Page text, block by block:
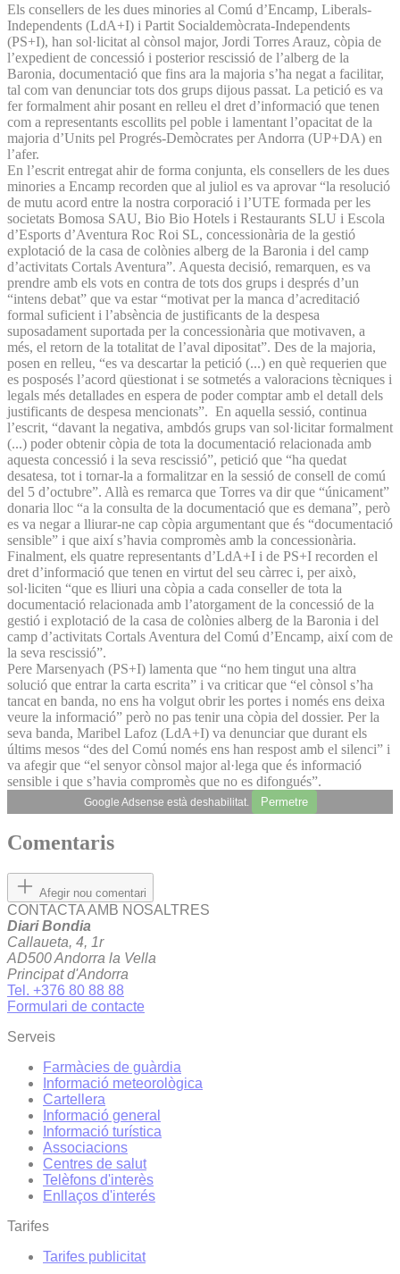
Els consellers de les dues minories al Comú d’Encamp, Liberals-
Independents (LdA+I) i Partit Socialdemòcrata-Independents
(PS+I), han sol·licitat al cònsol major, Jordi Torres Arauz, còpia de
l’expedient de concessió i posterior rescissió de l’alberg de la
Baronia, documentació que fins ara la majoria s’ha negat a facilitar,
tal com van denunciar tots dos grups dijous passat. La petició es va
fer formalment ahir posant en relleu el dret d’informació que tenen
com a representants escollits pel poble i lamentant l’opacitat de la
majoria d’Units pel Progrés-Demòcrates per Andorra (UP+DA) en
l’afer.
En l’escrit entregat ahir de forma conjunta, els consellers de les dues
minories a Encamp recorden que al juliol es va aprovar “la resolució
de mutu acord entre la nostra corporació i l’UTE formada per les
societats Bomosa SAU, Bio Bio Hotels i Restaurants SLU i Escola
d’Esports d’Aventura Roc Roi SL, concessionària de la gestió
explotació de la casa de colònies alberg de la Baronia i del camp
d’activitats Cortals Aventura”. Aquesta decisió, remarquen, es va
prendre amb els vots en contra de tots dos grups i després d’un
“intens debat” que va estar “motivat per la manca d’acreditació
formal suficient i l’absència de justificants de la despesa
suposadament suportada per la concessionària que motivaven, a
més, el retorn de la totalitat de l’aval dipositat”. Des de la majoria,
posen en relleu, “es va descartar la petició (...) en què requerien que
es posposés l’acord qüestionat i se sotmetés a valoracions tècniques i
legals més detallades en espera de poder comptar amb el detall dels
justificants de despesa mencionats”. En aquella sessió, continua
l’escrit, “davant la negativa, ambdós grups van sol·licitar formalment
(...) poder obtenir còpia de tota la documentació relacionada amb
aquesta concessió i la seva rescissió”, petició que “ha quedat
desatesa, tot i tornar-la a formalitzar en la sessió de consell de comú
del 5 d’octubre”. Allà es remarca que Torres va dir que “únicament”
donaria lloc “a la consulta de la documentació que es demana”, però
es va negar a lliurar-ne cap còpia argumentant que és “documentació
sensible” i que així s’havia compromès amb la concessionària.
Finalment, els quatre representants d’LdA+I i de PS+I recorden el
dret d’informació que tenen en virtut del seu càrrec i, per això,
sol·liciten “que es lliuri una còpia a cada conseller de tota la
documentació relacionada amb l’atorgament de la concessió de la
gestió i explotació de la casa de colònies alberg de la Baronia i del
camp d’activitats Cortals Aventura del Comú d’Encamp, així com de
la seva rescissió”.
Pere Marsenyach (PS+I) lamenta que “no hem tingut una altra
solució que entrar la carta escrita” i va criticar que “el cònsol s’ha
tancat en banda, no ens ha volgut obrir les portes i només ens deixa
veure la informació” però no pas tenir una còpia del dossier. Per la
seva banda, Maribel Lafoz (LdA+I) va denunciar que durant els
últims mesos “des del Comú només ens han respost amb el silenci” i
va afegir que “el senyor cònsol major al·lega que és informació
sensible i que s’havia compromès que no es difongués”.
Google Adsense està deshabilitat. Permetre
Comentaris
Afegir nou comentari
CONTACTA AMB NOSALTRES
Diari Bondia
Callaueta, 4, 1r
AD500 Andorra la Vella
Principat d'Andorra
Tel. +376 80 88 88
Formulari de contacte
Serveis
Farmàcies de guàrdia
Informació meteorològica
Cartellera
Informació general
Informació turística
Associacions
Centres de salut
Telèfons d'interès
Enllaços d'interés
Tarifes
Tarifes publicitat